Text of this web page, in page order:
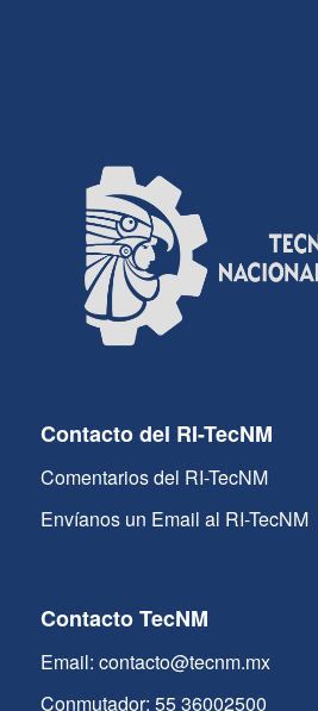
Contacto del RI-TecNM
Comentarios del RI-TecNM
Envíanos un Email al RI-TecNM
Contacto TecNM
Email: contacto@tecnm.mx
Conmutador: 55 36002500